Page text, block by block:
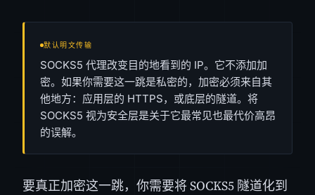
默认明文传输
SOCKS5 代理改变目的地看到的 IP。它不添加加
密。如果你需要这一跳是私密的，加密必须来自其
他地方：应用层的 HTTPS，或底层的隧道。将
SOCKS5 视为安全层是关于它最常见也最代价高昂
的误解。
要真正加密这一跳，你需要将 SOCKS5 隧道化到